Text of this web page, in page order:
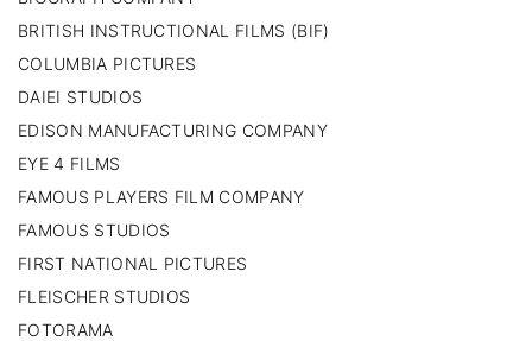
BRITISH INSTRUCTIONAL FILMS (BIF)
COLUMBIA PICTURES
DAIEI STUDIOS
EDISON MANUFACTURING COMPANY
EYE 4 FILMS
FAMOUS PLAYERS FILM COMPANY
FAMOUS STUDIOS
FIRST NATIONAL PICTURES
FLEISCHER STUDIOS
FOTORAMA